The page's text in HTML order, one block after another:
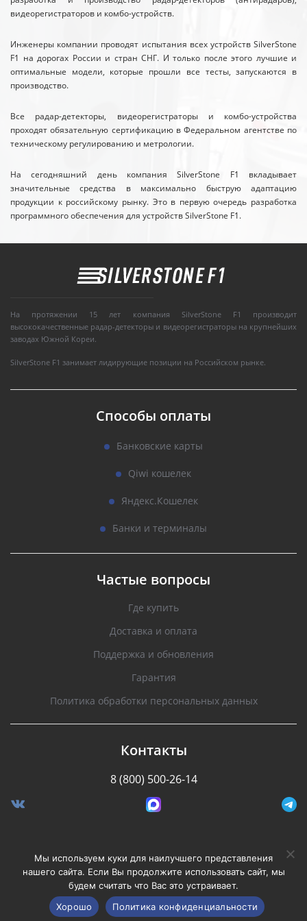
видеорегистраторов и комбо-устройств.
Инженеры компании проводят испытания всех устройств SilverStone
F1 на дорогах России и стран СНГ. И только после этого лучшие и
оптимальные модели, которые прошли все тесты, запускаются в
производство.
Все радар-детекторы, видеорегистраторы и комбо-устройства
проходят обязательную сертификацию в Федеральном агентстве по
техническому регулированию и метрологии.
На сегодняшний день компания SilverStone F1 вкладывает
значительные средства в максимально быструю адаптацию
продукции к российскому рынку. Это в первую очередь разработка
программного обеспечения для устройств SilverStone F1.
На протяжении 15 лет компания SilverStone F1 производит
высококачественные радар-детекторы и видеорегистраторы на крупнейших
заводах Южной Кореи.
SilverStone F1 занимает лидирующие позиции на Российском рынке.
Способы оплаты
Банковские карты
Qiwi кошелек
Яндекс.Кошелек
Банки и терминалы
Частые вопросы
Где купить
Доставка и оплата
Поддержка и обновления
Гарантия
Политика обработки персональных данных
Контакты
8 (800) 500-26-14
Разработано Stormcorp
Copyright © 2008-2020, Silverstone F1. Все права
защищены.
Мы используем куки для наилучшего представления
нашего сайта. Если Вы продолжите использовать сайт, мы
будем считать что Вас это устраивает.
Хорошо
Политика конфиденциальности